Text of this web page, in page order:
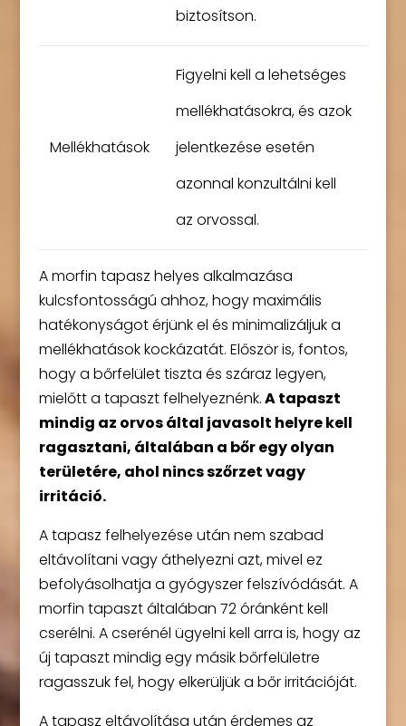
biztosítson.
Mellékhatások
Figyelni kell a lehetséges
mellékhatásokra, és azok
jelentkezése esetén
azonnal konzultálni kell
az orvossal.
A morfin tapasz helyes alkalmazása
kulcsfontosságú ahhoz, hogy maximális
hatékonyságot érjünk el és minimalizáljuk a
mellékhatások kockázatát. Először is, fontos,
hogy a bőrfelület tiszta és száraz legyen,
mielőtt a tapaszt felhelyeznénk.A tapaszt
mindig az orvos által javasolt helyre kell
ragasztani, általában a bőr egy olyan
területére, ahol nincs szőrzet vagy
irritáció.
A tapasz felhelyezése után nem szabad
eltávolítani vagy áthelyezni azt, mivel ez
befolyásolhatja a gyógyszer felszívódását. A
morfin tapaszt általában 72 óránként kell
cserélni. A cserénél ügyelni kell arra is, hogy az
új tapaszt mindig egy másik bőrfelületre
ragasszuk fel, hogy elkerüljük a bőr irritációját.
A tapasz eltávolítása után érdemes az